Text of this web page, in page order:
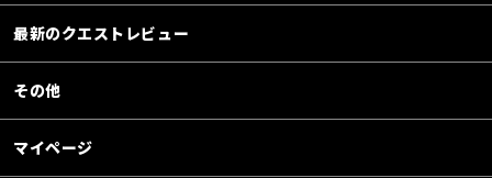
最新のクエストレビュー
その他
マイページ